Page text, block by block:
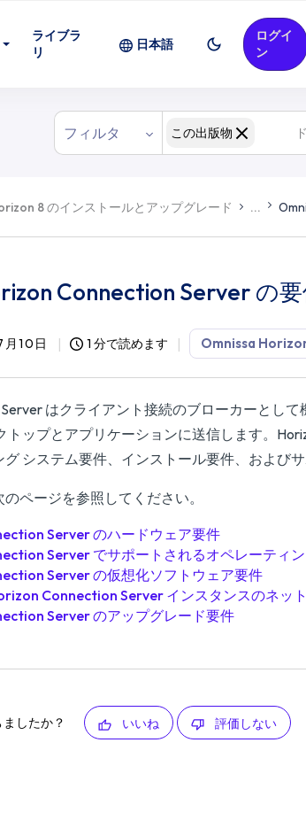
ライブラ
リ
日本語
ログイ
ン
フィルタ この出版物
8 のインストールとアップグレード ...
Connection Server の
10日 1 分で読めます Omnissa
はクライアント接続のブローカーとし
トップとアプリケーションに送信します。
システム要件、インストール要件、および
ページを参照してください。
Server のハードウェア要件
Server でサポートされるオペレーティ
Server の仮想化ソフトウェア要件
Connection Server インスタンスのネッ
Server のアップグレード要件
したか？ いいね 評価しない